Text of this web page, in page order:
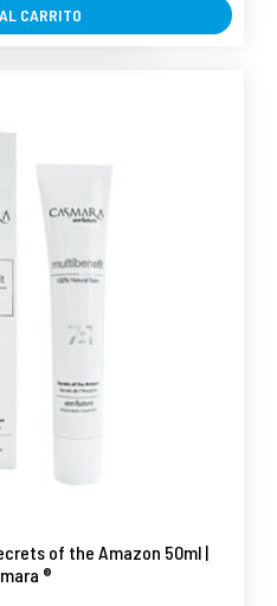
CARRITO
of the Amazon 50ml |
®